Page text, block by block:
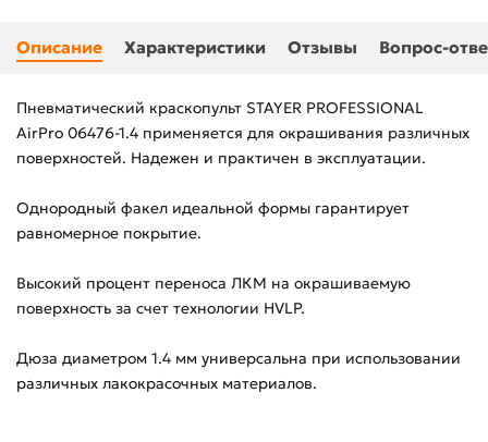
Описание Характеристики Отзывы Вопрос-
Пневматический краскопульт STAYER PROFESSIONAL
AirPro 06476-1.4 применяется для окрашивания различных
поверхностей. Надежен и практичен в эксплуатации.
Однородный факел идеальной формы гарантирует
равномерное покрытие.
Высокий процент переноса ЛКМ на окрашиваемую
поверхность за счет технологии HVLP.
Дюза диаметром 1.4 мм универсальна при использовании
различных лакокрасочных материалов.